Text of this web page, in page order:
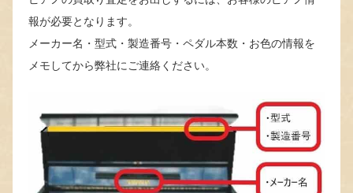
報が必要となります。
メーカー名・型式・製造番号・ペダル本数・お色の情報を
メモしてから弊社にご連絡ください。